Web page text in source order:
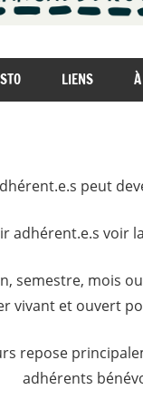
LIENS
peut
adhérent.e.s voir
semestre, mois
vivant et ouvert
repose
adhérents